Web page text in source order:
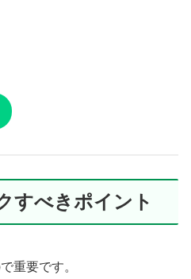
すべきポイント
重要です。